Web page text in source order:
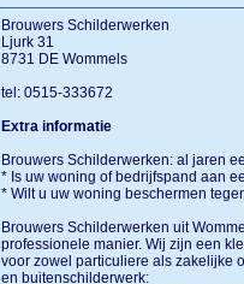
Brouwers Schilderwerken
Ljurk 31
8731 DE Wommels
tel: 0515-333672
Extra informatie
Brouwers Schilderwerken: al jaren
* Is uw woning of bedrijfspand aan
* Wilt u uw woning beschermen
Brouwers Schilderwerken uit
professionele manier. Wij zijn een
voor zowel particuliere als zakelijke
en buitenschilderwerk: